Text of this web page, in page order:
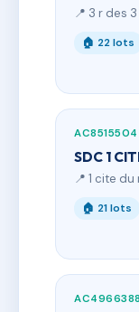
📍 3 r des
🏠 22 lots
AC8515504
SDC 1
📍 1 cite du
🏠 21 lots
AC4966388